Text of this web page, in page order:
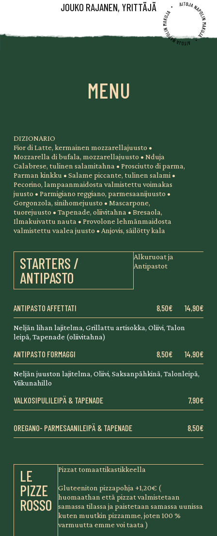
JOUKO RAJANEN, YRITTÄJÄ
MENU
DIZIONARIO
Fior di Latte, kermainen mozzarellajuusto •
Mozzarella di bufala, mozzarellajuusto • Nduja
Calabrese, tulinen salamitahna • Prosciutto di parma,
Parman kinkku • Salame piccante, tulinen salami •
Pecorino, lampaanmaidosta valmistettu voimakas
juusto • Parmigiano reggiano, parmesaanijuusto •
Gorgonzola, sinihomejuusto • Mascarpone,
tuorejuusto • Tapenade, oliivitahna • Bresaola,
Ilmakuivattu nauta • Provolone lehmänmaidosta
valmistettu vaalea juusto • Anjovis, säilötty kala
STARTERS /
ANTIPASTO
Alkuruoat ja
Antipastot
ANTIPASTO AFFETTATI 8,50€ 14,90€
Neljän lihan lajitelma, Grillattu artisokka, Oliivi, Talon
leipä, Tapenade (oliivitahna)
ANTIPASTO FORMAGGI 8,50€ 14,90€
Neljän juuston lajitelma, Oliivi, Saksanpähkinä, Talonleipä,
Viikunahillo
VALKOSIPULILEIPÄ & TAPENADE 7,90€
OREGANO- PARMESAANILEIPÄ & TAPENADE 8,50€
LE
PIZZE
ROSSO
Pizzat tomaattikastikkeella
Gluteeniton pizzapohja +1,20€ (
huomaathan että pizzat valmistetaan
samassa tilassa ja paistetaan samassa uunissa
kuten muutkin pizzamme, joten 100 %
varmuutta emme voi taata )